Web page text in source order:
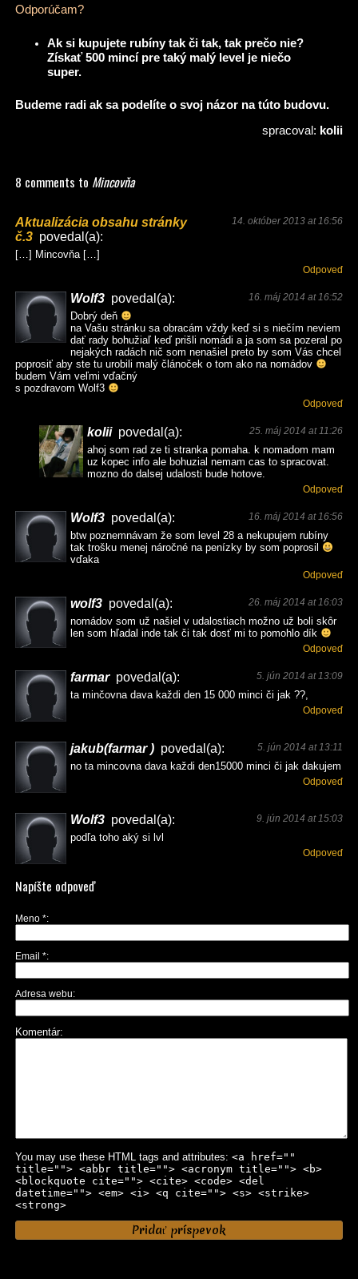
Odporúčam?
Ak si kupujete rubíny tak či tak, tak prečo nie?
Získať 500 mincí pre taký malý level je niečo
super.
Budeme radi ak sa podelíte o svoj názor na túto budovu.
spracoval: kolii
8 comments to Mincovňa
14. október 2013 at 16:56
Aktualizácia obsahu stránky
č.3 povedal(a):
[…] Mincovňa […]
Odpoveď
16. máj 2014 at 16:52
Wolf3 povedal(a):
Dobrý deň
na Vašu stránku sa obracám vždy keď si s niečím neviem
dať rady bohužiaľ keď prišli nomádi a ja som sa pozeral po
nejakých radách nič som nenašiel preto by som Vás chcel
poprosiť aby ste tu urobili malý článoček o tom ako na nomádov
budem Vám veľmi vďačný
s pozdravom Wolf3
Odpoveď
25. máj 2014 at 11:26
kolii povedal(a):
ahoj som rad ze ti stranka pomaha. k nomadom mam
uz kopec info ale bohuzial nemam cas to spracovat.
mozno do dalsej udalosti bude hotove.
Odpoveď
16. máj 2014 at 16:56
Wolf3 povedal(a):
btw poznemnávam že som level 28 a nekupujem rubíny
tak trošku menej náročné na penízky by som poprosil
vďaka
Odpoveď
26. máj 2014 at 16:03
wolf3 povedal(a):
nomádov som už našiel v udalostiach možno už boli skôr
len som hľadal inde tak či tak dosť mi to pomohlo dík
Odpoveď
5. jún 2014 at 13:09
farmar povedal(a):
ta minčovna dava každi den 15 000 minci či jak ??,
Odpoveď
5. jún 2014 at 13:11
jakub(farmar ) povedal(a):
no ta mincovna dava každi den15000 minci či jak dakujem
Odpoveď
9. jún 2014 at 15:03
Wolf3 povedal(a):
podľa toho aký si lvl
Odpoveď
Napíšte odpoveď
Meno *
Email *
Adresa webu
Komentár
You may use these HTML tags and attributes: <a href=""
title=""> <abbr title=""> <acronym title=""> <b>
<blockquote cite=""> <cite> <code> <del
datetime=""> <em> <i> <q cite=""> <s> <strike>
<strong>